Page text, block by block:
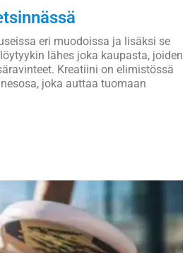
eri muodoissa ja lisäksi se
lähes joka kaupasta, joiden
Kreatiini on elimistössä
joka auttaa tuomaan